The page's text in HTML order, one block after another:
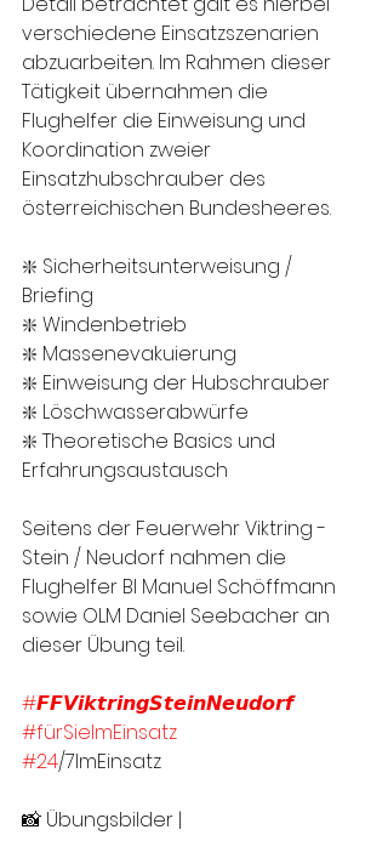
verschiedene Einsatzszenarien
abzuarbeiten. Im Rahmen dieser
Tätigkeit übernahmen die
Flughelfer die Einweisung und
Koordination zweier
Einsatzhubschrauber des
österreichischen Bundesheeres.
❇️ Sicherheitsunterweisung /
Briefing
❇️ Windenbetrieb
❇️ Massenevakuierung
❇️ Einweisung der Hubschrauber
❇️ Löschwasserabwürfe
❇️ Theoretische Basics und
Erfahrungsaustausch
Seitens der Feuerwehr Viktring -
Stein / Neudorf nahmen die
Flughelfer BI Manuel Schöffmann
sowie OLM Daniel Seebacher an
dieser Übung teil.
#𝙁𝙁𝙑𝙞𝙠𝙩𝙧𝙞𝙣𝙜𝙎𝙩𝙚𝙞𝙣𝙉𝙚𝙪𝙙𝙤𝙧𝙛
#fürSieImEinsatz
#24/7ImEinsatz
📸 Übungsbilder |